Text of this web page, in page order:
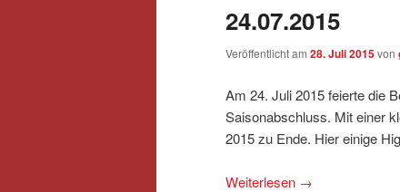
24.07.2015
Veröffentlicht am 28. Juli 2015von
Am 24. Juli 2015 feierte die
Saisonabschluss. Mit einer
2015 zu Ende. Hier einige
Weiterlesen →